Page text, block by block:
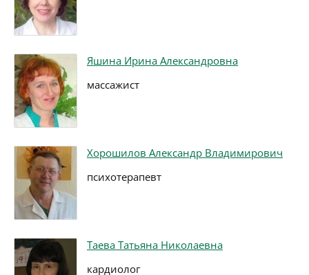
Яшина Ирина Александровна
массажист
Хорошилов Александр Владимирович
психотерапевт
Таева Татьяна Николаевна
кардиолог